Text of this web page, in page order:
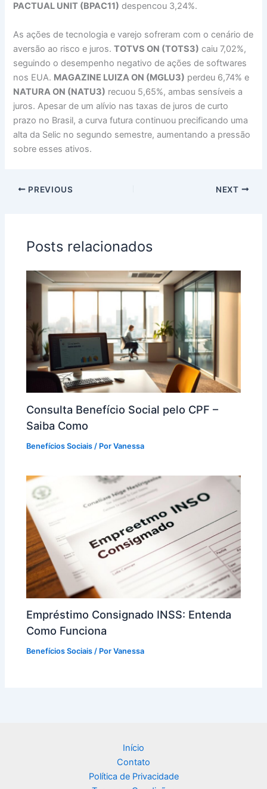
PACTUAL UNIT (BPAC11) despencou 3,24%.
As ações de tecnologia e varejo sofreram com o cenário de
aversão ao risco e juros.TOTVS ON (TOTS3) caiu 7,02%,
seguindo o desempenho negativo de ações de softwares
nos EUA. MAGAZINE LUIZA ON (MGLU3) perdeu 6,74% e
NATURA ON (NATU3) recuou 5,65%, ambas sensíveis a
juros. Apesar de um alívio nas taxas de juros de curto
prazo no Brasil, a curva futura continuou precificando uma
alta da Selic no segundo semestre, aumentando a pressão
sobre esses ativos.
PREVIOUS NEXT
Posts relacionados
Consulta Benefício Social pelo CPF –
Saiba Como
Benefícios Sociais / PorVanessa
Empréstimo Consignado INSS: Entenda
Como Funciona
Benefícios Sociais / PorVanessa
Início
Contato
Política de Privacidade